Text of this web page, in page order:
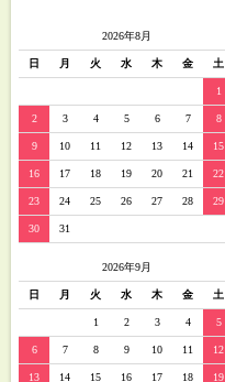
2026年8月
日 月 火 水 木 金 土
1
2 3 4 5 6 7 8
9 10 11 12 13 14 15
16 17 18 19 20 21 22
23 24 25 26 27 28 29
30 31
2026年9月
日 月 火 水 木 金 土
1 2 3 4 5
6 7 8 9 10 11 12
13 14 15 16 17 18 19